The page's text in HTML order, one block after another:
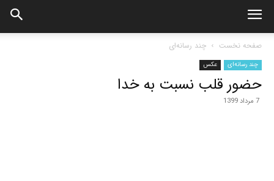
صفحه نخست چند رسانه‌ای
چند رسانه‌ای عکس
حضور قلب نسبت به خدا
7 مرداد 1399